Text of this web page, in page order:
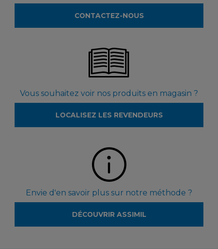
CONTACTEZ-NOUS
Vous souhaitez voir nos produits en magasin ?
LOCALISEZ LES REVENDEURS
Envie d'en savoir plus sur notre méthode ?
DÉCOUVRIR ASSIMIL